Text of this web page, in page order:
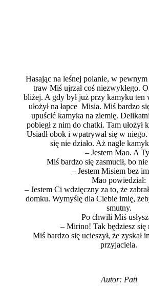
Hasając na leśnej polanie, w
traw Miś ujrzał coś niezwykłego.
bliżej. A gdy był już przy kamyku ten
ułożył na łapce Misia. Miś bardzo
upuścić kamyka na ziemię.
pobiegł z nim do chatki. Tam ułożył
Usiadł obok i wpatrywał się w
się nie działo. Aż nagle
– Jestem Mao. A
Miś bardzo się zasmucił, bo
– Jestem Misiem bez
Mao powiedział:
– Jestem Ci wdzięczny za to, że
domku. Wymyślę dla Ciebie imię,
smutny.
Po chwili Miś
– Mirino! Tak będziesz się
Miś bardzo się ucieszył, że zyskał
przyjaciela.
Autor: Pati